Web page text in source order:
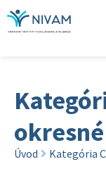
Úvod Kategória